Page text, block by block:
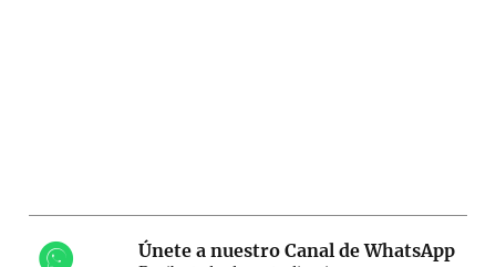
Únete a nuestro Canal de WhatsApp